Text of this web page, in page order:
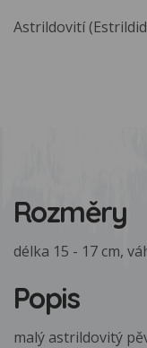
Astrildovití
Rozměry
délka 15 - 17 cm,
Popis
malý astrildovitý